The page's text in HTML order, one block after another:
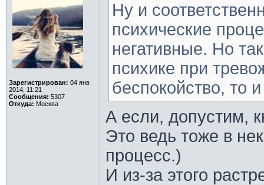
Зарегистрирован: 04 янв
2014, 11:21
Сообщения: 5307
Откуда: Москва
Ну и
психические
негативные. Но
психике при
беспокойство, то
А если, допустим,
Это ведь тоже в
процесс.)
И из-за этого